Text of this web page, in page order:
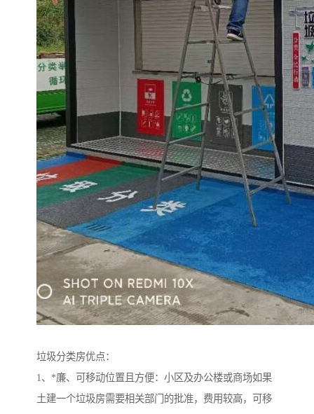
垃圾分类房优点：
1、*廉、可移动位置且方便：小区及办公楼或商场如果
土建一个垃圾房需要相关部门的批准，费用较高，可移